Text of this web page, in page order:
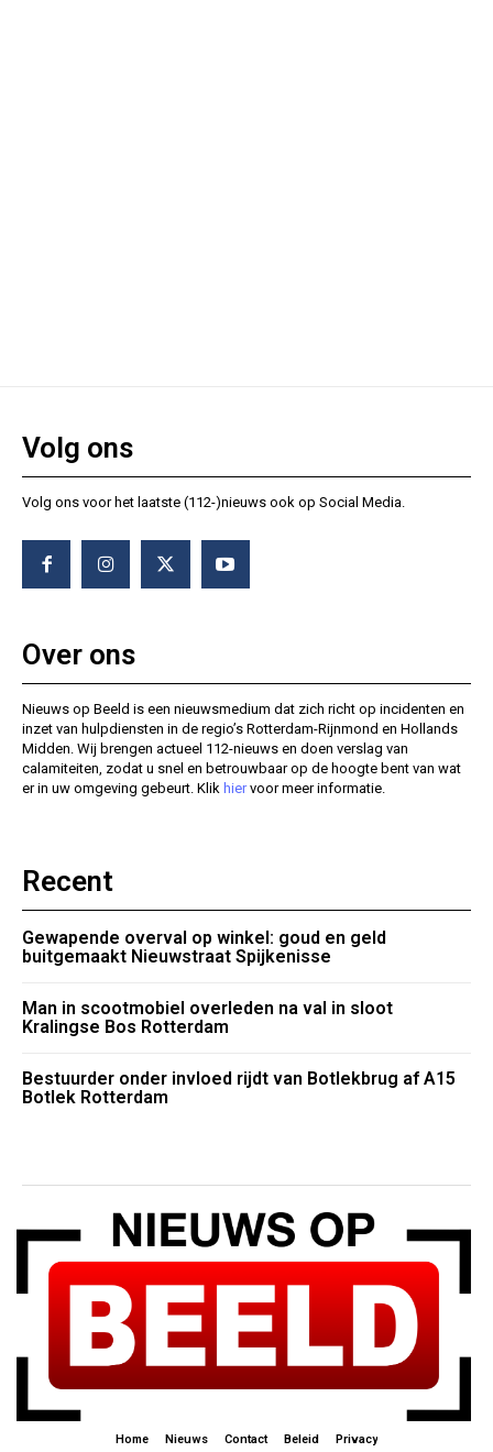
Volg ons
Volg ons voor het laatste (112-)nieuws ook op Social Media.
Over ons
Nieuws op Beeld is een nieuwsmedium dat zich richt op incidenten en
inzet van hulpdiensten in de regio’s Rotterdam-Rijnmond en Hollands
Midden. Wij brengen actueel 112-nieuws en doen verslag van
calamiteiten, zodat u snel en betrouwbaar op de hoogte bent van wat
er in uw omgeving gebeurt. Klik hiervoor meer informatie.
Recent
Gewapende overval op winkel: goud en geld
buitgemaakt Nieuwstraat Spijkenisse
Man in scootmobiel overleden na val in sloot
Kralingse Bos Rotterdam
Bestuurder onder invloed rijdt van Botlekbrug af A15
Botlek Rotterdam
Home Nieuws Contact Beleid Privacy